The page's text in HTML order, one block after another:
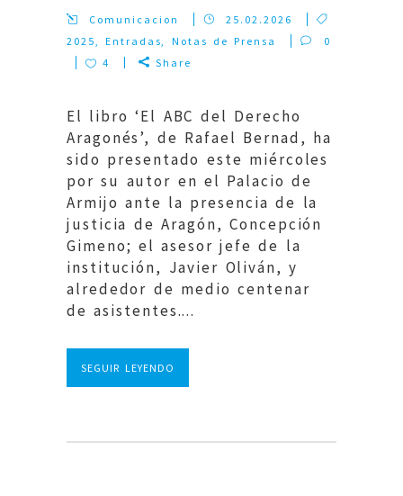
Comunicacion
25.02.2026
2025,Entradas, Notas de Prensa
0
4
Share
El libro ‘El ABC del Derecho
Aragonés’, de Rafael Bernad, ha
sido presentado este miércoles
por su autor en el Palacio de
Armijo ante la presencia de la
justicia de Aragón, Concepción
Gimeno; el asesor jefe de la
institución, Javier Oliván, y
alrededor de medio centenar
de asistentes....
SEGUIR LEYENDO